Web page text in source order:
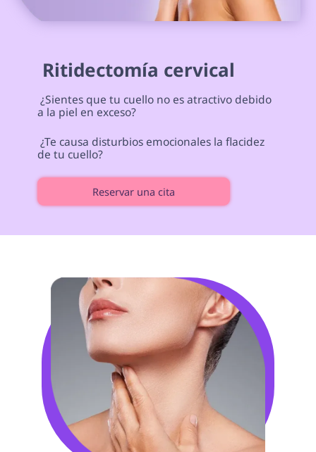
Ritidectomía cervical
a la piel en exceso?
de tu cuello?
Reservar una cita